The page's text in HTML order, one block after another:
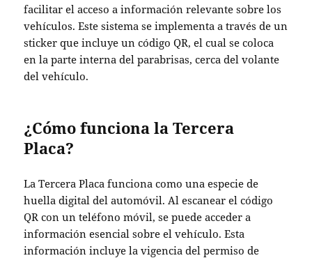
facilitar el acceso a información relevante sobre los
vehículos. Este sistema se implementa a través de un
sticker que incluye un código QR, el cual se coloca
en la parte interna del parabrisas, cerca del volante
del vehículo.
¿Cómo funciona la Tercera
Placa?
La Tercera Placa funciona como una especie de
huella digital del automóvil. Al escanear el código
QR con un teléfono móvil, se puede acceder a
información esencial sobre el vehículo. Esta
información incluye la vigencia del permiso de